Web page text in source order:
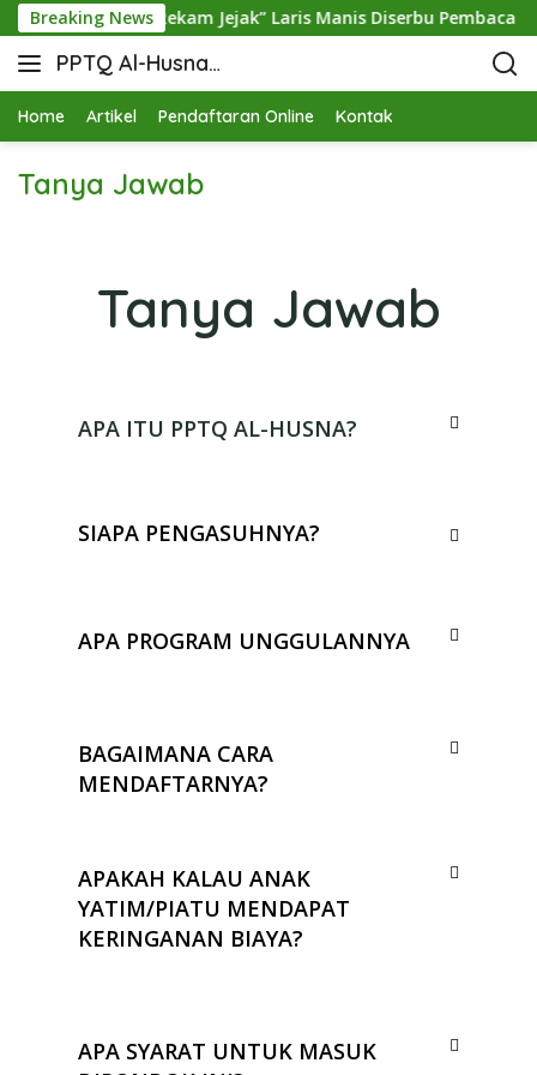
Breaking News
Hamid, Buku “Rekam Jejak” Laris Manis Diserbu Pembaca
PPTQ Al-Husna
Bukit Raja Wali
Home Artikel Pendaftaran Online Kontak
Tanya Jawab
Tanya Jawab
APA ITU PPTQ AL-HUSNA?
SIAPA PENGASUHNYA?
APA PROGRAM UNGGULANNYA
BAGAIMANA CARA
MENDAFTARNYA?
APAKAH KALAU ANAK
YATIM/PIATU MENDAPAT
KERINGANAN BIAYA?
APA SYARAT UNTUK MASUK